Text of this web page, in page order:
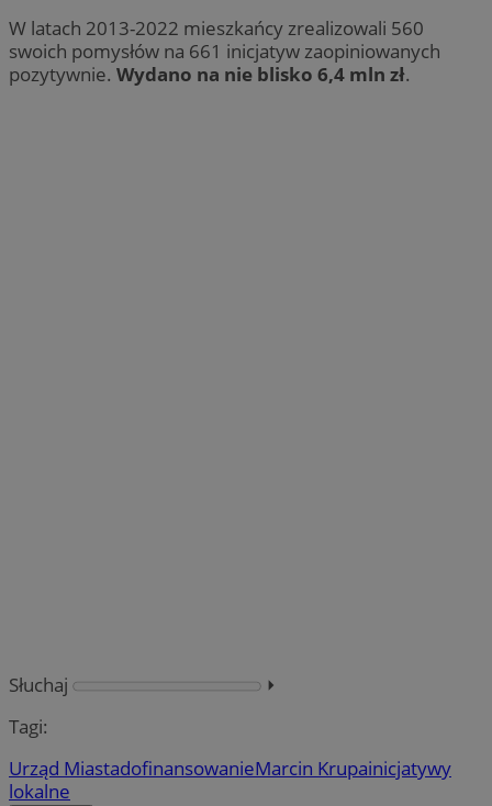
W latach 2013-2022 mieszkańcy zrealizowali 560
swoich pomysłów na 661 inicjatyw zaopiniowanych
pozytywnie. Wydano na nie blisko 6,4 mln zł.
Słuchaj
⏵︎
Tagi:
Urząd MiastadofinansowanieMarcin Krupainicjatywy
lokalne